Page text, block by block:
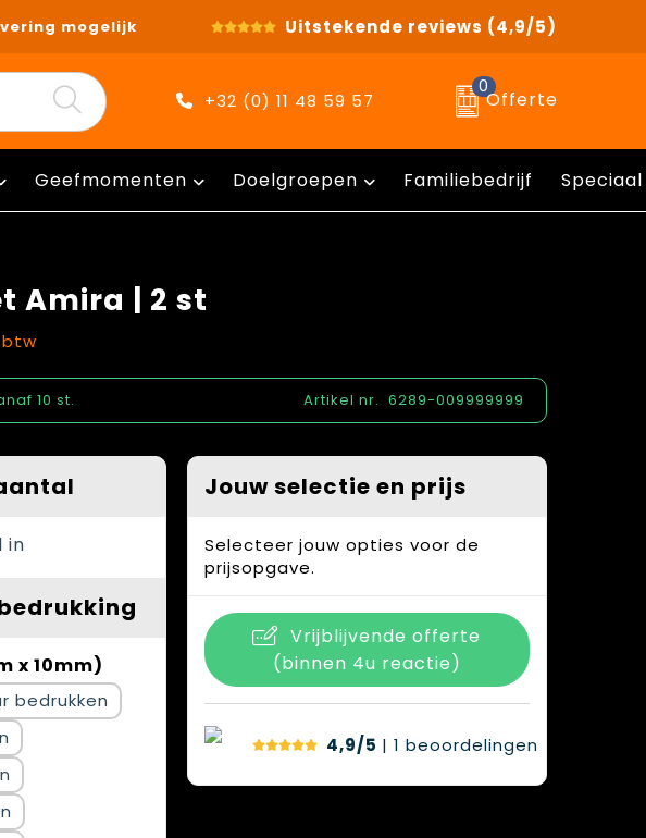
mogelijk Uitstekende reviews (4,9/5)
+32 (0) 11 48 59 57
0
Offerte
Geefmomenten Doelgroepen Familiebedrijf
Amira | 2 st
10 st. Artikel nr. 6289-009999999
in
x 10mm)
Jouw selectie en prijs
Selecteer jouw opties voor de
prijsopgave.
Vrijblijvende offerte
(binnen 4u reactie)
4,9/5 | 1 beoordelingen